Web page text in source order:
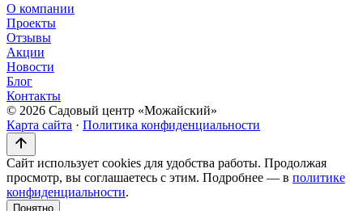
О компании
Проекты
Отзывы
Акции
Новости
Блог
Контакты
© 2026 Садовый центр «Можайский»
Карта сайта · Политика конфиденциальности
Сайт использует cookies для удобства работы. Продолжая
просмотр, вы соглашаетесь с этим. Подробнее — в политике
конфиденциальности.
Понятно